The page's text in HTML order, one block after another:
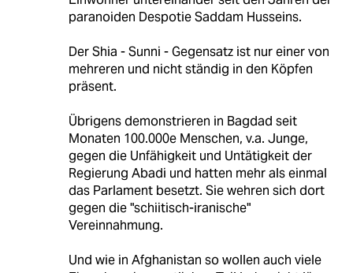
paranoiden Despotie Saddam Husseins.
Der Shia - Sunni - Gegensatz ist nur einer von
mehreren und nicht ständig in den Köpfen
präsent.
Übrigens demonstrieren in Bagdad seit
Monaten 100.000e Menschen, v.a. Junge,
gegen die Unfähigkeit und Untätigkeit der
Regierung Abadi und hatten mehr als einmal
das Parlament besetzt. Sie wehren sich dort
gegen die "schiitisch-iranische"
Vereinnahmung.
Und wie in Afghanistan so wollen auch viele